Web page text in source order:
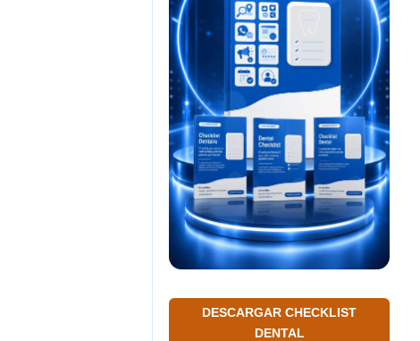
DESCARGAR CHECKLIST
DENTAL